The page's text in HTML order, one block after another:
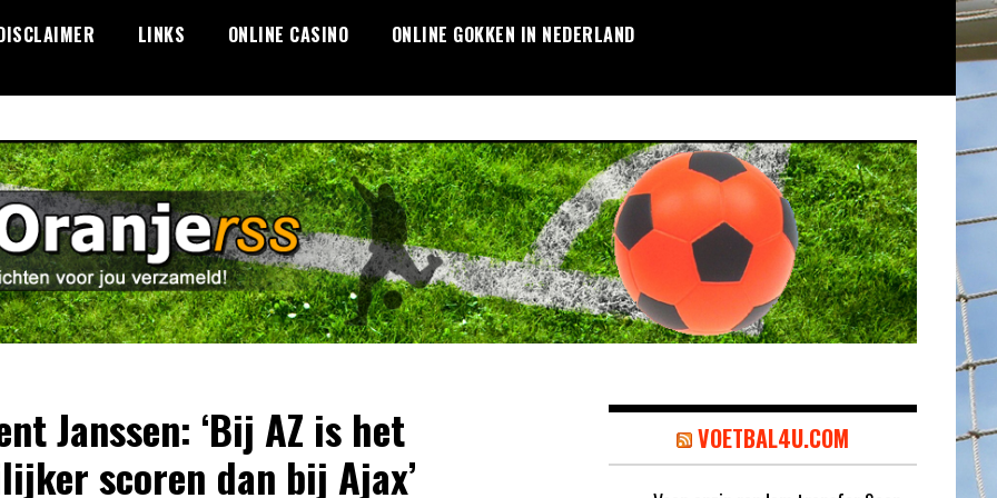
LINKS ONLINE CASINO
ONLINE GOKKEN IN NEDERLAND
Janssen: ‘Bij AZ is het
scoren dan bij Ajax’
VOETBAL4U.COM